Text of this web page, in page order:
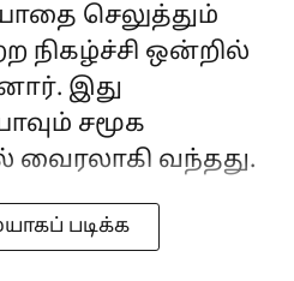
செலுத்தும்
நிகழ்ச்சி ஒன்றில்
இது
சமூக
வந்தது.
படிக்க